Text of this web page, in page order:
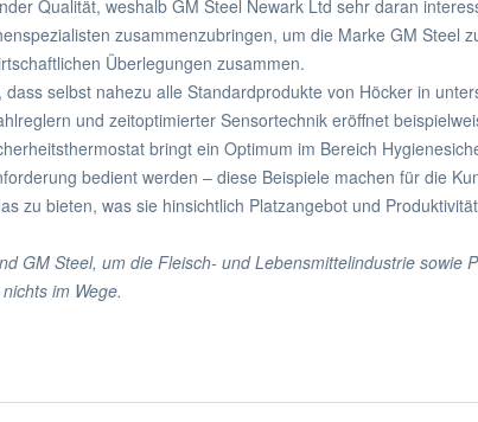
Qualität, weshalb GM Steel Newark Ltd sehr daran
zusammenzubringen, um die Marke GM Steel
Überlegungen zusammen.
selbst nahezu alle Standardprodukte von Höcker in
und zeitoptimierter Sensortechnik eröffnet
bringt ein Optimum im Bereich
bedient werden – diese Beispiele machen für die
zu bieten, was sie hinsichtlich Platzangebot und
GM Steel, um die Fleisch- und Lebensmittelindustrie sowie
im Wege.